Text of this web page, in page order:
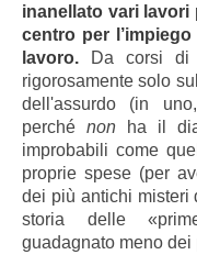
inanellato vari
centro per
lavoro. Da corsi di
rigorosamente solo
dell'assurdo (in
perché non ha il
improbabili come
proprie spese (per
dei più antichi misteri
storia delle
guadagnato meno dei